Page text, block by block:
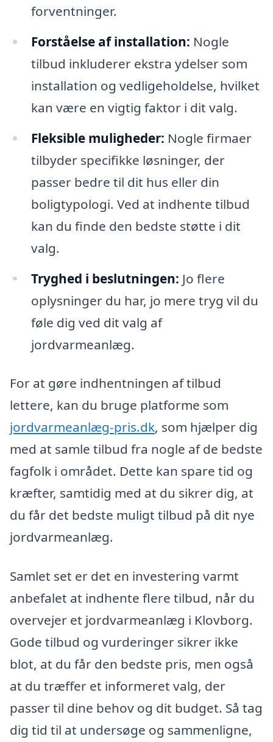
forventninger.
Forståelse af installation: Nogle
tilbud inkluderer ekstra ydelser som
installation og vedligeholdelse, hvilket
kan være en vigtig faktor i dit valg.
Fleksible muligheder: Nogle firmaer
tilbyder specifikke løsninger, der
passer bedre til dit hus eller din
boligtypologi. Ved at indhente tilbud
kan du finde den bedste støtte i dit
valg.
Tryghed i beslutningen: Jo flere
oplysninger du har, jo mere tryg vil du
føle dig ved dit valg af
jordvarmeanlæg.
For at gøre indhentningen af tilbud
lettere, kan du bruge platforme som
jordvarmeanlæg-pris.dk, som hjælper dig
med at samle tilbud fra nogle af de bedste
fagfolk i området. Dette kan spare tid og
kræfter, samtidig med at du sikrer dig, at
du får det bedste muligt tilbud på dit nye
jordvarmeanlæg.
Samlet set er det en investering varmt
anbefalet at indhente flere tilbud, når du
overvejer et jordvarmeanlæg i Klovborg.
Gode tilbud og vurderinger sikrer ikke
blot, at du får den bedste pris, men også
at du træffer et informeret valg, der
passer til dine behov og dit budget. Så tag
dig tid til at undersøge og sammenligne,